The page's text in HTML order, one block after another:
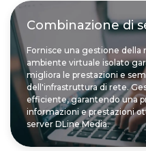
Combinazione di
Fornisce una gestione della
ambiente virtuale isolato
migliora le prestazioni e
dell'infrastruttura di rete.
efficiente, garantendo una
informazioni e prestazioni
server DLine Media.